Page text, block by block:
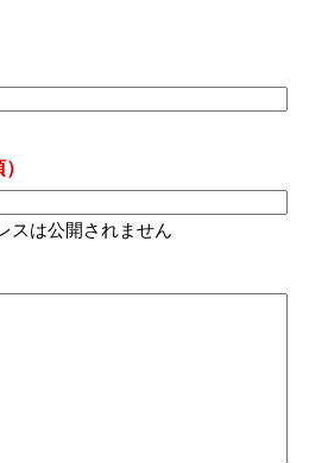
スは公開されません